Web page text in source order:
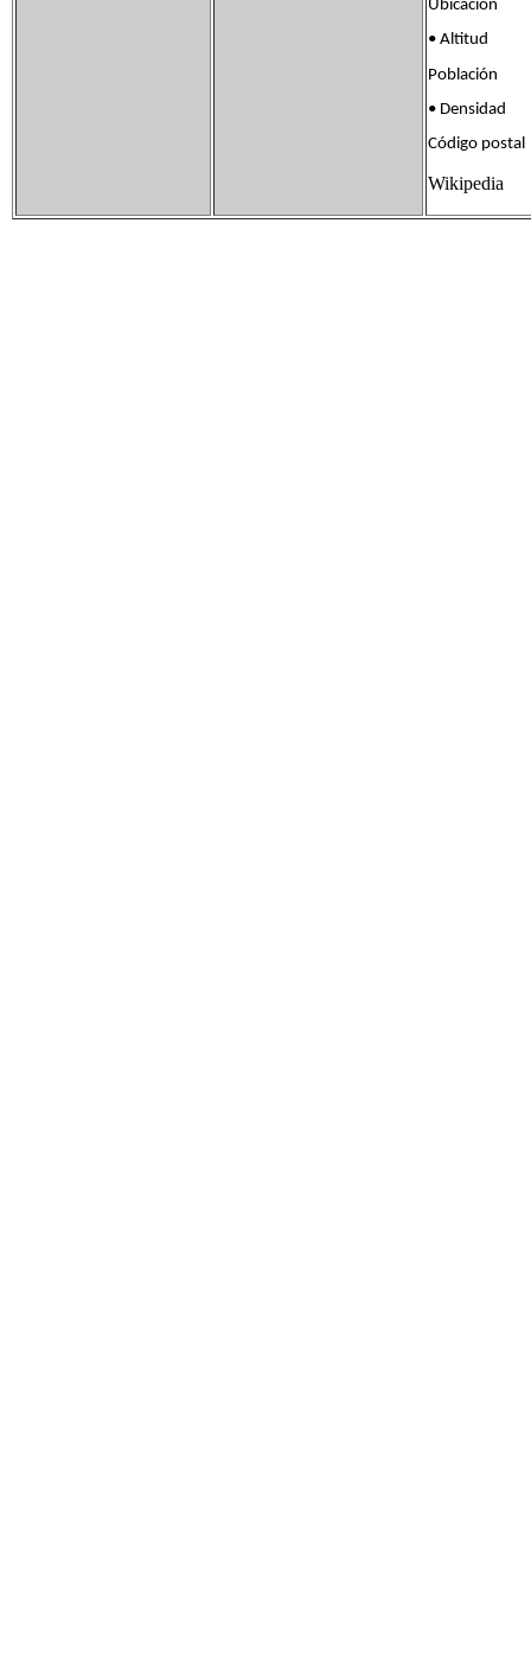
Ubicación
• Altitud
Población
• Densidad
Código
Wikipedia